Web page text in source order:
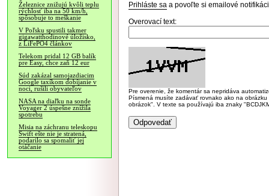
Železnice znižujú kvôli teplu
rýchlosť iba na 50 km/h,
spôsobuje to meškanie
V Poľsku spustili takmer
gigawatthodinové úložisko,
z LiFePO4 článkov
Telekom pridal 12 GB balík
pre Easy, chce zaň 12 eur
Súd zakázal samojazdiacim
Google taxíkom dobíjanie v
noci, rušili obyvateľov
NASA na diaľku na sonde
Voyager 2 úspešne znížila
spotrebu
Misia na záchranu teleskopu
Swift ešte nie je stratená,
podarilo sa spomaliť jej
otáčanie
Prihláste sa a povoľte si emailové
Overovací text:
Pre overenie, že komentár sa nepridáva
Písmená musíte zadávať rovnako ako na
obrázok". V texte sa používajú iba znaky